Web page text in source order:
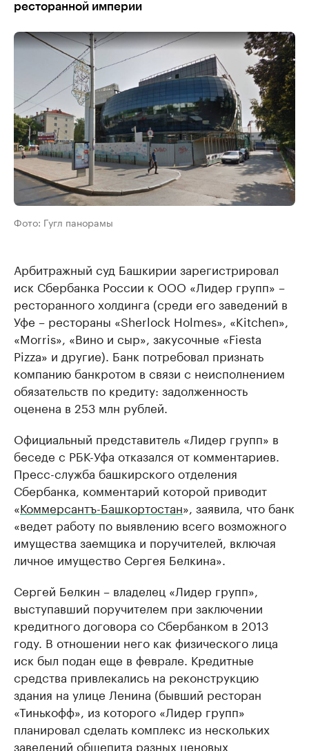
ресторанной империи
Фото: Гугл панорамы
Арбитражный суд Башкирии зарегистрировал
иск Сбербанка России к ООО «Лидер групп» –
ресторанного холдинга (среди его заведений в
Уфе – рестораны «Sherlock Holmes», «Kitchen»,
«Morris», «Вино и сыр», закусочные «Fiesta
Pizza» и другие). Банк потребовал признать
компанию банкротом в связи с неисполнением
обязательств по кредиту: задолженность
оценена в 253 млн рублей.
Официальный представитель «Лидер групп» в
беседе с РБК-Уфа отказался от комментариев.
Пресс-служба башкирского отделения
Сбербанка, комментарий которой приводит
«Коммерсантъ-Башкортостан», заявила, что банк
«ведет работу по выявлению всего возможного
имущества заемщика и поручителей, включая
личное имущество Сергея Белкина».
Сергей Белкин – владелец «Лидер групп»,
выступавший поручителем при заключении
кредитного договора со Сбербанком в 2013
году. В отношении него как физического лица
иск был подан еще в феврале. Кредитные
средства привлекались на реконструкцию
здания на улице Ленина (бывший ресторан
«Тинькофф», из которого «Лидер групп»
планировал сделать комплекс из нескольких
заведений общепита разных ценовых